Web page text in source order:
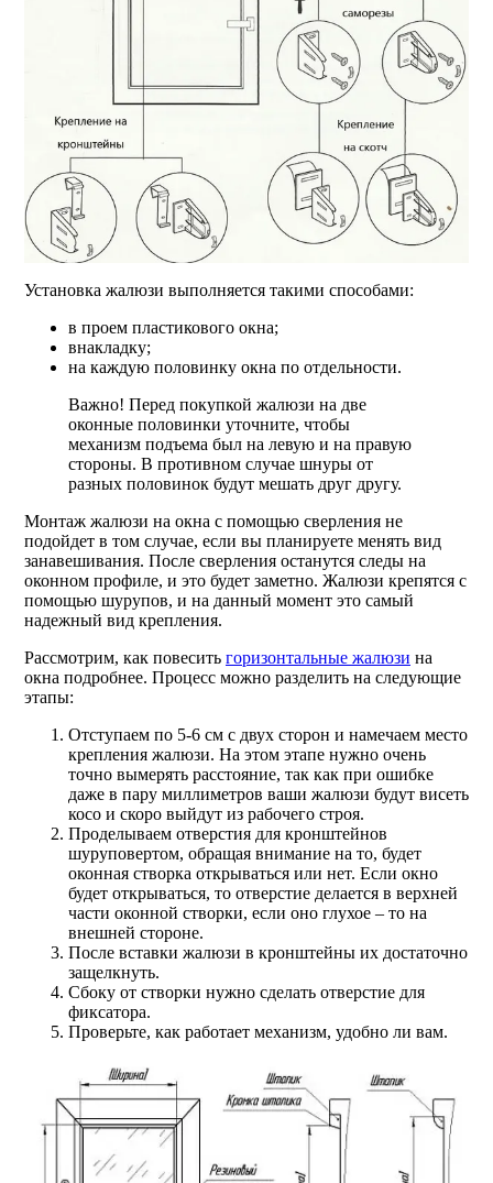
Установка жалюзи выполняется такими способами:
в проем пластикового окна;
внакладку;
на каждую половинку окна по отдельности.
Важно! Перед покупкой жалюзи на две
оконные половинки уточните, чтобы
механизм подъема был на левую и на правую
стороны. В противном случае шнуры от
разных половинок будут мешать друг другу.
Монтаж жалюзи на окна с помощью сверления не
подойдет в том случае, если вы планируете менять вид
занавешивания. После сверления останутся следы на
оконном профиле, и это будет заметно. Жалюзи крепятся с
помощью шурупов, и на данный момент это самый
надежный вид крепления.
Рассмотрим, как повесить горизонтальные жалюзи на
окна подробнее. Процесс можно разделить на следующие
этапы:
Отступаем по 5-6 см с двух сторон и намечаем место
крепления жалюзи. На этом этапе нужно очень
точно вымерять расстояние, так как при ошибке
даже в пару миллиметров ваши жалюзи будут висеть
косо и скоро выйдут из рабочего строя.
Проделываем отверстия для кронштейнов
шуруповертом, обращая внимание на то, будет
оконная створка открываться или нет. Если окно
будет открываться, то отверстие делается в верхней
части оконной створки, если оно глухое – то на
внешней стороне.
После вставки жалюзи в кронштейны их достаточно
защелкнуть.
Сбоку от створки нужно сделать отверстие для
фиксатора.
Проверьте, как работает механизм, удобно ли вам.